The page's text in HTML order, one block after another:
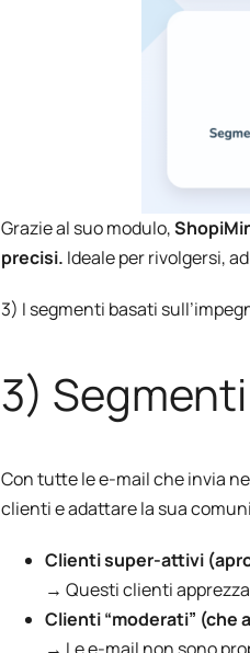
Grazie al suo modulo,
precisi. Ideale per rivolgersi,
3) I segmenti basati
3)
Con tutte le e-mail che invia
clienti e adattare la sua
Clienti super-attivi
→ Questi clienti
Clienti “moderati” (che